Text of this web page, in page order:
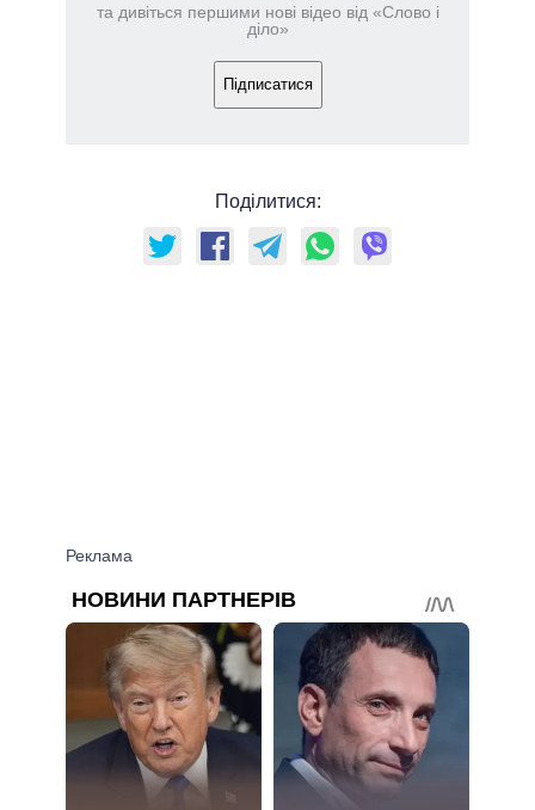
та дивіться першими нові відео від «Слово і
діло»
Підписатися
Поділитися: